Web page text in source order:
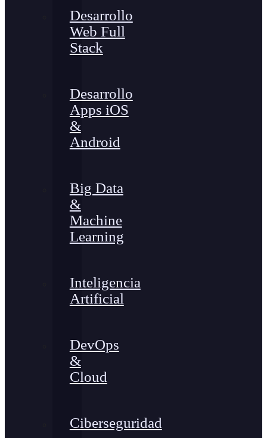
Desarrollo
Web Full
Stack
Desarrollo
Apps iOS
&
Android
Big Data
&
Machine
Learning
Inteligencia
Artificial
DevOps
&
Cloud
Ciberseguridad